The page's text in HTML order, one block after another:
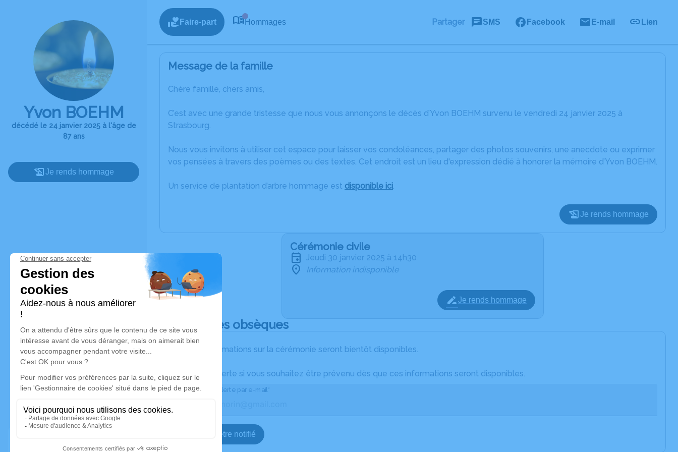
Yvon BOEHM
décédé le 24 janvier 2025 à l'âge de
87 ans
Je rends hommage
Faire-part Hommages Partager SMS Facebook E-mail Lien
Message de la famille
Chère famille, chers amis,
C’est avec une grande tristesse que nous vous annonçons le décès d’Yvon BOEHM survenu le vendredi 24 janvier 2025 à
Strasbourg.
Nous vous invitons à utiliser cet espace pour laisser vos condoléances, partager des photos souvenirs, une anecdote ou exprimer
vos pensées à travers des poèmes ou des textes. Cet endroit est un lieu d'expression dédié à honorer la mémoire d’Yvon BOEHM.
Un service de plantation d’arbre hommage est disponible ici.
Je rends hommage
Cérémonie civile
jeudi 30 janvier 2025 à 14h30
Information indisponible
Je rends hommage
Déroulé des obsèques
Les informations sur la cérémonie seront bientôt disponibles.
Activez une alerte si vous souhaitez être prévenu dès que ces informations seront disponibles.
Recevoir une alerte par e-mail*
Je veux être notifié